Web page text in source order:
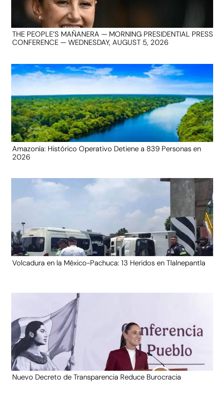
THE PEOPLE’S MAÑANERA — MORNING PRESIDENTIAL PRESS
CONFERENCE — WEDNESDAY, AUGUST 5, 2026
Amazonía: Histórico Operativo Detiene a 839 Personas en
2026
Volcadura en la México-Pachuca: 13 Heridos en Tlalnepantla
Nuevo Decreto de Transparencia Reduce Burocracia